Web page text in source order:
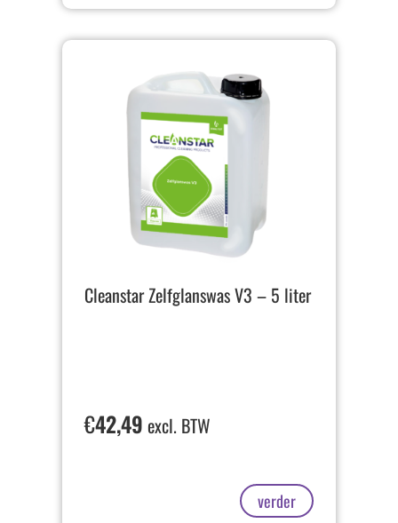
Cleanstar Zelfglanswas V3 – 5 liter
€42,49 excl. BTW
verder